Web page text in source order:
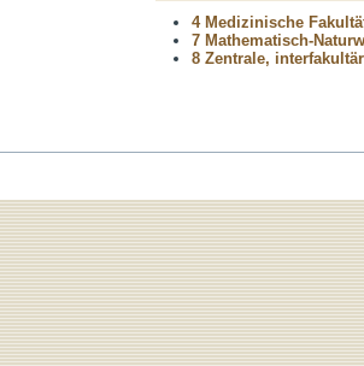
4 Medizinische
7 Mathematisch-
8 Zentrale,